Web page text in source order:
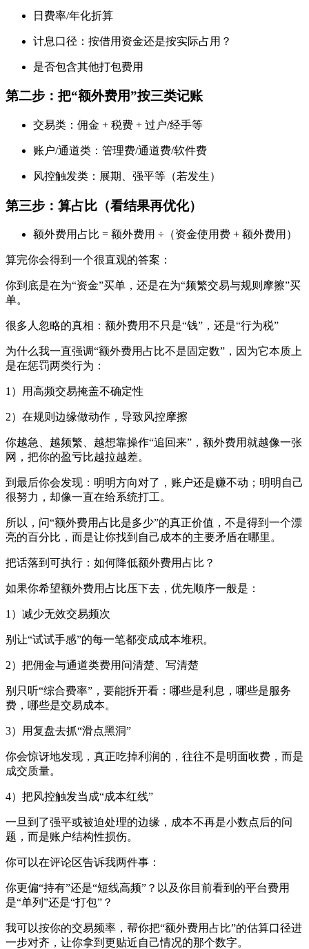
日费率/年化折算
计息口径：按借用资金还是按实际占用？
是否包含其他打包费用
第二步：把“额外费用”按三类记账
交易类：佣金 + 税费 + 过户/经手等
账户/通道类：管理费/通道费/软件费
风控触发类：展期、强平等（若发生）
第三步：算占比（看结果再优化）
额外费用占比 = 额外费用 ÷（资金使用费 + 额外费用）
算完你会得到一个很直观的答案：
你到底是在为“资金”买单，还是在为“频繁交易与规则摩擦”买
单。
很多人忽略的真相：额外费用不只是“钱”，还是“行为税”
为什么我一直强调“额外费用占比不是固定数”，因为它本质上
是在惩罚两类行为：
1）用高频交易掩盖不确定性
2）在规则边缘做动作，导致风控摩擦
你越急、越频繁、越想靠操作“追回来”，额外费用就越像一张
网，把你的盈亏比越拉越差。
到最后你会发现：明明方向对了，账户还是赚不动；明明自己
很努力，却像一直在给系统打工。
所以，问“额外费用占比是多少”的真正价值，不是得到一个漂
亮的百分比，而是让你找到自己成本的主要矛盾在哪里。
把话落到可执行：如何降低额外费用占比？
如果你希望额外费用占比压下去，优先顺序一般是：
1）减少无效交易频次
别让“试试手感”的每一笔都变成成本堆积。
2）把佣金与通道类费用问清楚、写清楚
别只听“综合费率”，要能拆开看：哪些是利息，哪些是服务
费，哪些是交易成本。
3）用复盘去抓“滑点黑洞”
你会惊讶地发现，真正吃掉利润的，往往不是明面收费，而是
成交质量。
4）把风控触发当成“成本红线”
一旦到了强平或被迫处理的边缘，成本不再是小数点后的问
题，而是账户结构性损伤。
你可以在评论区告诉我两件事：
你更偏“持有”还是“短线高频”？以及你目前看到的平台费用
是“单列”还是“打包”？
我可以按你的交易频率，帮你把“额外费用占比”的估算口径进
一步对齐，让你拿到更贴近自己情况的那个数字。